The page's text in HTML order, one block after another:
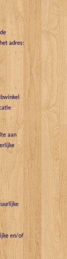
adres:
aan
en/of